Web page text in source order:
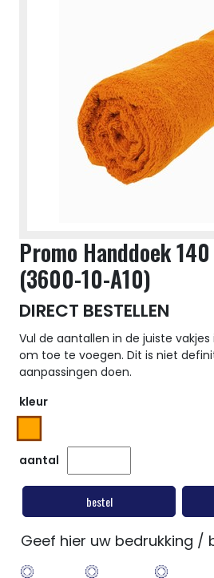
Promo Handdoek
(3600-10-A10)
DIRECT BESTELLEN
Vul de aantallen in de juiste
om toe te voegen. Dit is niet
aanpassingen doen.
kleur
aantal
bestel
Geef hier uw bedrukking /